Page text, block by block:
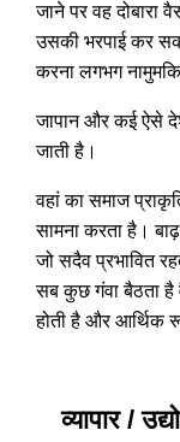
जाने पर वह दोबारा
उसकी भरपाई कर
करना लगभग
जापान और कई ऐसे
जाती है।
वहां का समाज
सामना करता है।
जो सदैव प्रभावित
सब कुछ गंवा बैठता है
होती है और आर्थिक
व्यापार /